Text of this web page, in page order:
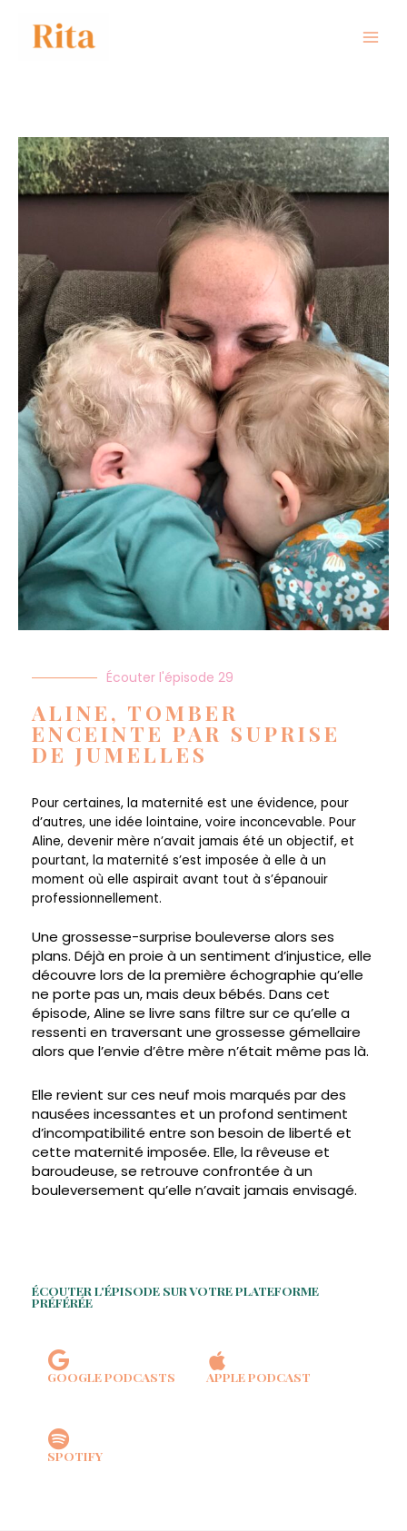
Écouter l'épisode 29
ALINE, TOMBER
ENCEINTE PAR SUPRISE
DE JUMELLES
Pour certaines, la maternité est une évidence, pour
d’autres, une idée lointaine, voire inconcevable. Pour
Aline, devenir mère n’avait jamais été un objectif, et
pourtant, la maternité s’est imposée à elle à un
moment où elle aspirait avant tout à s’épanouir
professionnellement.
Une grossesse-surprise bouleverse alors ses
plans. Déjà en proie à un sentiment d’injustice, elle
découvre lors de la première échographie qu’elle
ne porte pas un, mais deux bébés. Dans cet
épisode, Aline se livre sans filtre sur ce qu’elle a
ressenti en traversant une grossesse gémellaire
alors que l’envie d’être mère n’était même pas là.
Elle revient sur ces neuf mois marqués par des
nausées incessantes et un profond sentiment
d’incompatibilité entre son besoin de liberté et
cette maternité imposée. Elle, la rêveuse et
baroudeuse, se retrouve confrontée à un
bouleversement qu’elle n’avait jamais envisagé.
ÉCOUTER L'ÉPISODE SUR VOTRE PLATEFORME
PRÉFÉRÉE
GOOGLE PODCASTS APPLE PODCAST
SPOTIFY